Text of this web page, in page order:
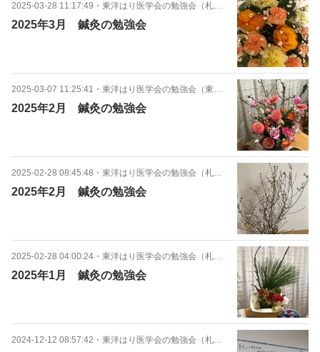
2025-03-28 11:17:49 ・ 東洋はり医学会の勉強会（札幌中央支部）
2025年3月 鍼灸の勉強会
2025-03-07 11:25:41 ・ 東洋はり医学会の勉強会（東京本部）
2025年2月 鍼灸の勉強会
2025-02-28 08:45:48 ・ 東洋はり医学会の勉強会（札幌中央支部）
2025年2月 鍼灸の勉強会
2025-02-28 04:00:24 ・ 東洋はり医学会の勉強会（札幌中央支部）
2025年1月 鍼灸の勉強会
2024-12-12 08:57:42 ・ 東洋はり医学会の勉強会（札幌中央支部）